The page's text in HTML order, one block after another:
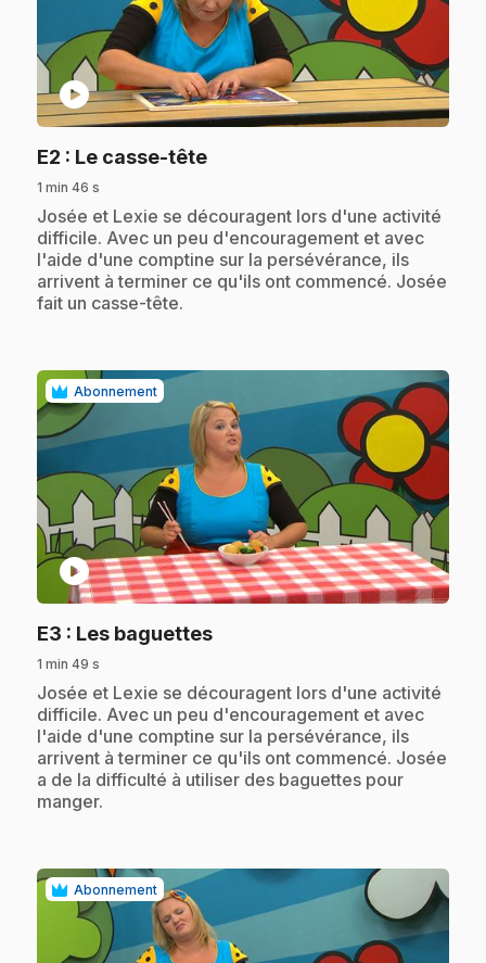
play_circle
E2 : Le casse-tête.
1 min 46 s
.Josée et Lexie se découragent lors d'une activité
difficile. Avec un peu d'encouragement et avec
l'aide d'une comptine sur la persévérance, ils
arrivent à terminer ce qu'ils ont commencé. Josée
fait un casse-tête.
Abonnement
play_circle
E3 : Les baguettes.
1 min 49 s
.Josée et Lexie se découragent lors d'une activité
difficile. Avec un peu d'encouragement et avec
l'aide d'une comptine sur la persévérance, ils
arrivent à terminer ce qu'ils ont commencé. Josée
a de la difficulté à utiliser des baguettes pour
manger.
Abonnement